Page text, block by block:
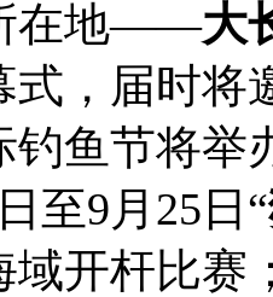
在地——大
式，届时将
钓鱼节将举
至9月25日“
域开杆比赛